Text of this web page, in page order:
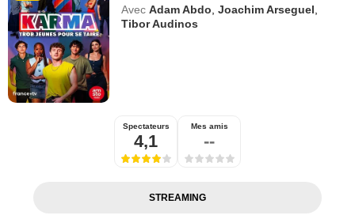
Avec Adam Abdo ,Joachim Arseguel
Tibor Audinos
Spectateurs
4,1
Mes amis
--
STREAMING